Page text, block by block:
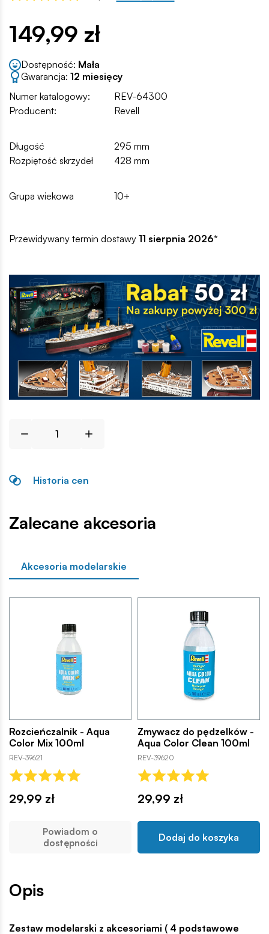
149,99 zł
Dostępność: Mała
Gwarancja: 12 miesięcy
Numer katalogowy:
REV-64300
Producent:
Revell
Długość
295 mm
Rozpiętość skrzydeł
428 mm
Grupa wiekowa 10+
Przewidywany termin dostawy 11 sierpnia 2026*
Historia cen
Zalecane akcesoria
Akcesoria modelarskie
Rozcieńczalnik - Aqua
Color Mix 100ml
REV-39621
29,99 zł
Powiadom o
dostępności
Zmywacz do pędzelków -
Aqua Color Clean 100ml
REV-39620
29,99 zł
Dodaj do koszyka
Opis
Zestaw modelarski z akcesoriami ( 4 podstawowe